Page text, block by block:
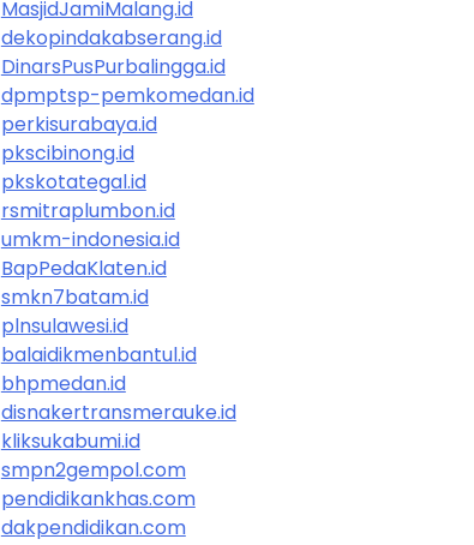
MasjidJamiMalang.id
dekopindakabserang.id
DinarsPusPurbalingga.id
dpmptsp-pemkomedan.id
perkisurabaya.id
pkscibinong.id
pkskotategal.id
rsmitraplumbon.id
umkm-indonesia.id
BapPedaKlaten.id
smkn7batam.id
plnsulawesi.id
balaidikmenbantul.id
bhpmedan.id
disnakertransmerauke.id
kliksukabumi.id
smpn2gempol.com
pendidikankhas.com
dakpendidikan.com